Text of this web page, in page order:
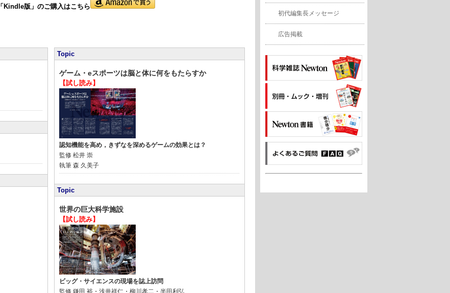
「Kindle版」のご購入はこちら
Topic
ゲーム・eスポーツは脳と体に何をもたらすか
【試し読み】
認知機能を高め，きずなを深めるゲームの効果とは？
監修 松井 崇
執筆 森 久美子
Topic
世界の巨大科学施設
【試し読み】
ビッグ・サイエンスの現場を誌上訪問
監修 鎌田 裕・浅井祥仁・柳川孝二・半田利弘
初代編集長メッセージ
広告掲載